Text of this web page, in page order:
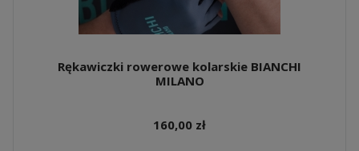
Rękawiczki rowerowe kolarskie BIANCHI
MILANO
160,00 zł